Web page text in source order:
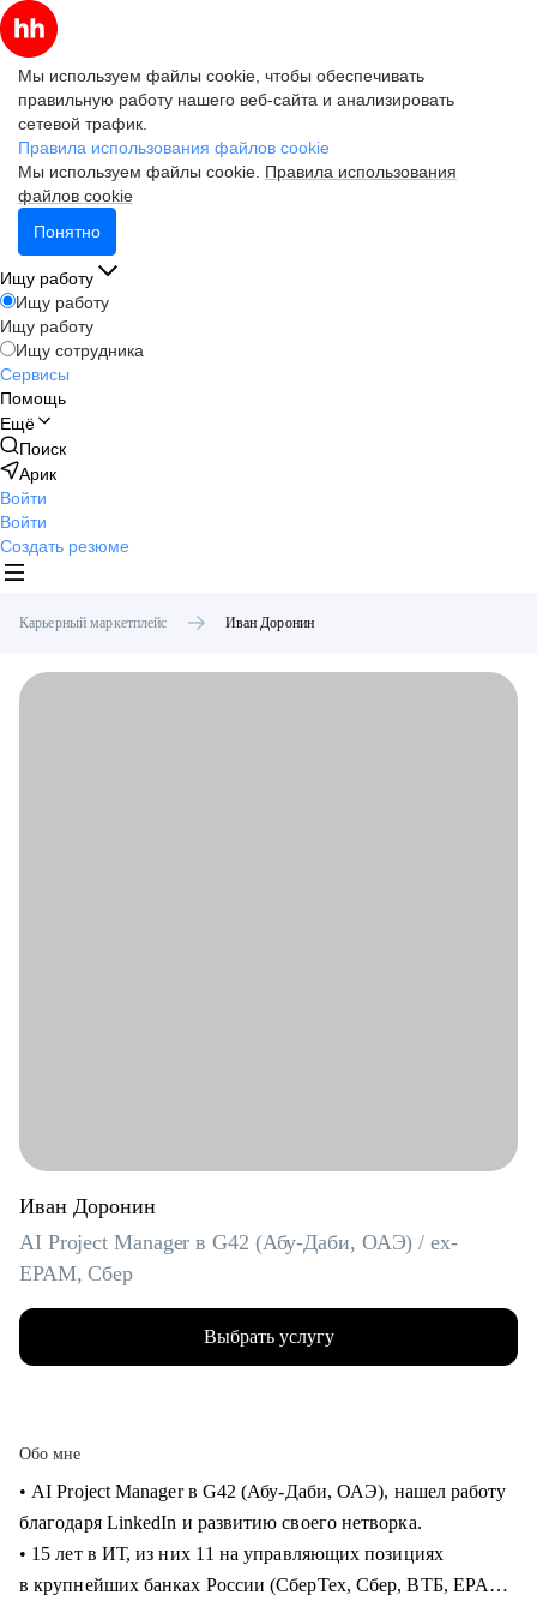
Мы используем файлы cookie, чтобы обеспечивать
правильную работу нашего веб-сайта и анализировать
сетевой трафик.
Правила использования файлов cookie
Мы используем файлы cookie. Правила использования
файлов cookie
Понятно
Ищу работу
Ищу работу
Ищу работу
Ищу сотрудника
Сервисы
Помощь
Ещё
Поиск
Арик
Войти
Войти
Создать резюме
Карьерный маркетплейс Иван Доронин
Иван Доронин
AI Project Manager в G42 (Абу-Даби, ОАЭ) / ex-
EPAM, Сбер
Выбрать услугу
Обо мне
• AI Project Manager в G42 (Абу-Даби, ОАЭ), нашел работу
благодаря LinkedIn и развитию своего нетворка.
• 15 лет в ИТ, из них 11 на управляющих позициях
в крупнейших банках России (СберТех, Сбер, ВТБ, EPAM).